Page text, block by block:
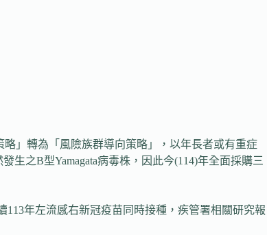
」轉為「風險族群導向策略」，以年長者或有重症
之B型Yamagata病毒株，因此今(114)年全面採購三
年左流感右新冠疫苗同時接種，疾管署相關研究報